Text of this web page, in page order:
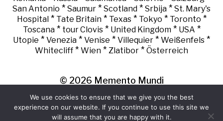
San Antonio * Saumur * Scotland * Srbija * St. Mary's
Hospital* Tate Britain* Texas* Tokyo * Toronto *
Toscana* tour Clovis* United Kingdom* USA *
Utopie * Venezia * Venise * Villequier * Weißenfels *
Whitecliff * Wien * Zlatibor * Österreich
© 2026 Memento Mundi
We use cookies to ensure that we give you the best
experience on our website. If you continue to use this site we
will assume that you are happy with it.